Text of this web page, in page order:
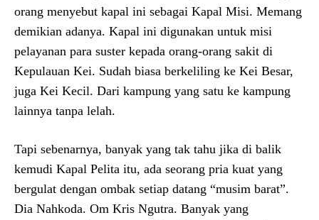
orang menyebut kapal ini sebagai Kapal Misi. Memang
demikian adanya. Kapal ini digunakan untuk misi
pelayanan para suster kepada orang-orang sakit di
Kepulauan Kei. Sudah biasa berkeliling ke Kei Besar,
juga Kei Kecil. Dari kampung yang satu ke kampung
lainnya tanpa lelah.
Tapi sebenarnya, banyak yang tak tahu jika di balik
kemudi Kapal Pelita itu, ada seorang pria kuat yang
bergulat dengan ombak setiap datang “musim barat”.
Dia Nahkoda. Om Kris Ngutra. Banyak yang